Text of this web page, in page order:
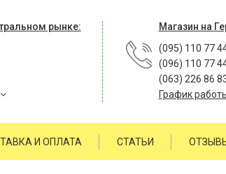
рынке:
Магазин на
(095) 110 77
(096) 110 77
(063) 226 86
График
И ОПЛАТА СТАТЬИ